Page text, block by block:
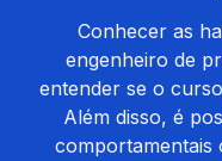
Conhecer as
engenheiro de
entender se o
Além disso, é
comportamentais